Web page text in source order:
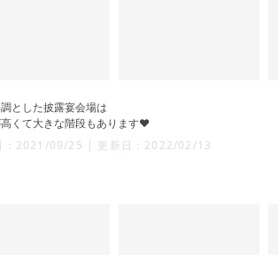
とした披露宴会場は
くて大きな階段もあります❤️
2021/09/25 | 更新日： 2022/02/13